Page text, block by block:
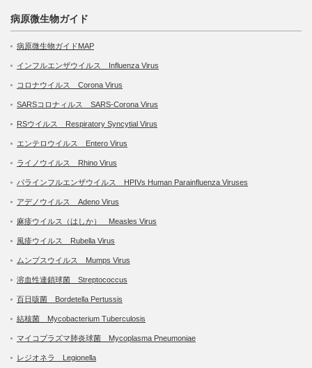
病原微生物ガイド
病原微生物ガイドMAP
インフルエンザウイルス Influenza Virus
コロナウイルス Corona Virus
SARSコロナィルス SARS-Corona Virus
RSウイルス Respiratory Syncytial Virus
エンテロウイルス Entero Virus
ライノウイルス Rhino Virus
パラインフルエンザウイルス HPIVs Human Parainfluenza Viruses
アデノウイルス Adeno Virus
麻疹ウイルス（はしか） Measles Virus
風疹ウイルス Rubella Virus
ムンプスウイルス Mumps Virus
溶血性連鎖球菌 Streptococcus
百日咳菌 Bordetella Pertussis
結核菌 Mycobacterium Tuberculosis
マイコプラズマ肺炎球菌 Mycoplasma Pneumoniae
レジオネラ Legionella